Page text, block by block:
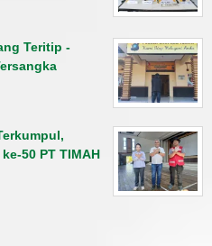
Teritip -
50 PT TIMAH